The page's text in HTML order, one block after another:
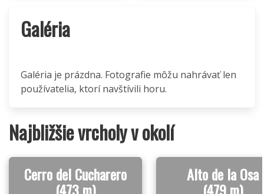
Galéria
Galéria je prázdna. Fotografie môžu nahrávať len
používatelia, ktorí navštívili horu.
Najbližšie vrcholy v okolí
Cerro del Cucharero Alto de la Osa